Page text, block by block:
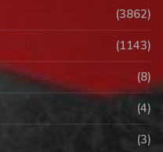
(3862)
(1143)
(8)
(4)
(3)